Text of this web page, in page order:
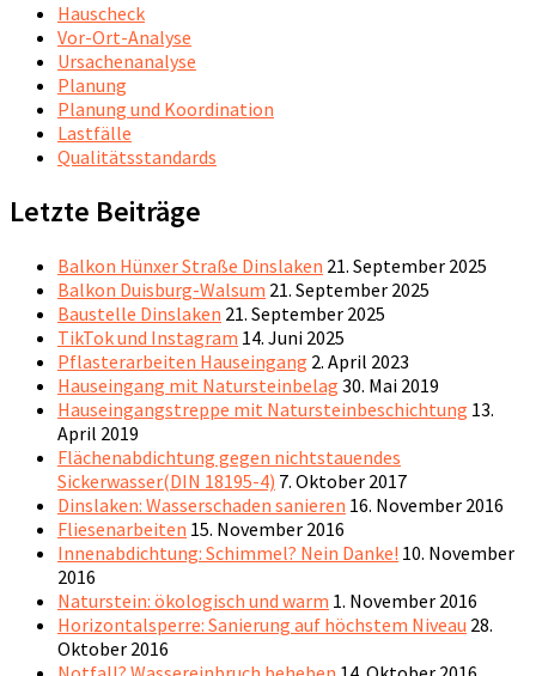
Hauscheck
Vor-Ort-Analyse
Ursachenanalyse
Planung
Planung und Koordination
Lastfälle
Qualitätsstandards
Letzte Beiträge
Balkon Hünxer Straße Dinslaken 21. September 2025
Balkon Duisburg-Walsum 21. September 2025
Baustelle Dinslaken 21. September 2025
TikTok und Instagram 14. Juni 2025
Pflasterarbeiten Hauseingang 2. April 2023
Hauseingang mit Natursteinbelag 30. Mai 2019
Hauseingangstreppe mit Natursteinbeschichtung 13.
April 2019
Flächenabdichtung gegen nichtstauendes
Sickerwasser(DIN 18195-4) 7. Oktober 2017
Dinslaken: Wasserschaden sanieren 16. November 2016
Fliesenarbeiten 15. November 2016
Innenabdichtung: Schimmel? Nein Danke! 10. November
2016
Naturstein: ökologisch und warm 1. November 2016
Horizontalsperre: Sanierung auf höchstem Niveau 28.
Oktober 2016